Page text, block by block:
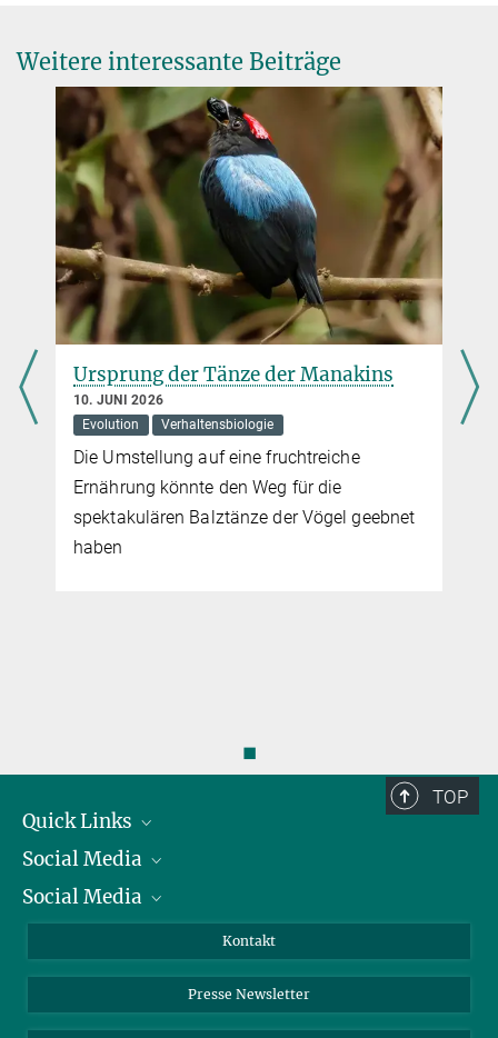
Sechster Sinn für die Partnererkennung
4. NOVEMBER 2004
Internationalem Forscherteam gelingt Nachweis, dass Mäuse ihre
Artgenossen über das Riechen spezifischer Immunmoleküle
genetisch unterscheiden können
mehr
Synthetisches Parfüm macht unwiderstehlich
10. MÄRZ 2005
Max-Planck-Forscher entschlüsseln die Duftbotschaft der
Immungene von Stichlingen
Weitere interessante Beiträge
Ursprung der Tänze der Manakins
10. JUNI 2026
Evolution
Verhaltensbiologie
Die Umstellung auf eine fruchtreiche
Ernährung könnte den Weg für die
spektakulären Balztänze der Vögel geebnet
haben
◼
TOP
Quick Links
Präsident
Zahlen und Fakten
Social Media
Bluesky
TikTok
Social Media
Instagram
YouTube
Kontakt
Presse Newsletter